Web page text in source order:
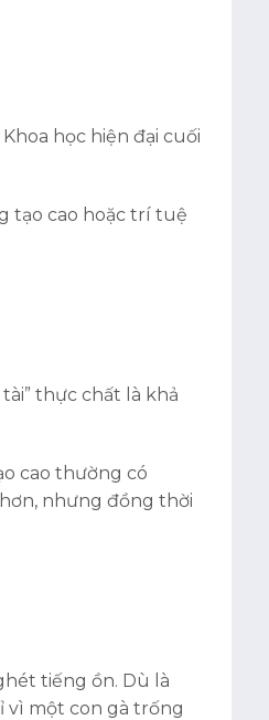
học hiện đại cuối
tạo cao hoặc trí tuệ
thực chất là khả
cao thường có
nhưng đồng thời
tiếng ồn. Dù là
vì một con gà trống